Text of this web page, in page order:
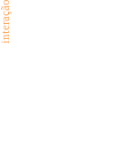
interação